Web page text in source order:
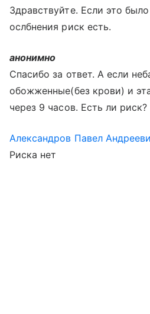
Здравствуйте. Если это
ослбнения риск есть.
анонимно
Спасибо за ответ. А если
обожженные(без крови) и
через 9 часов. Есть ли риск?
Александров Павел
Риска нет